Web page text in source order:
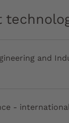
and
-